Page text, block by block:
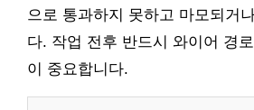
으로 통과하지 못하고 마모되거
다. 작업 전후 반드시 와이어 경
이 중요합니다.